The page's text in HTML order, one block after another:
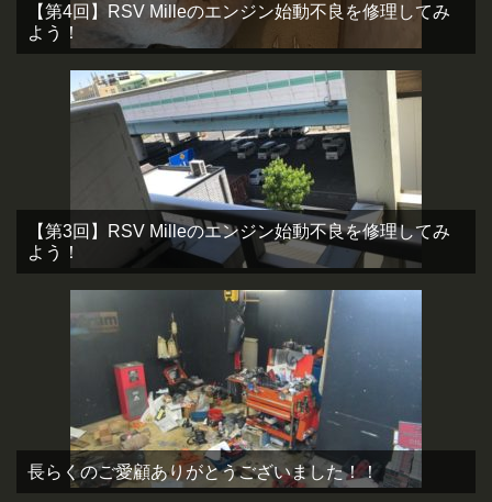
【第4回】RSV Milleのエンジン始動不良を修理してみ
よう！
【第3回】RSV Milleのエンジン始動不良を修理してみ
よう！
長らくのご愛顧ありがとうございました！！